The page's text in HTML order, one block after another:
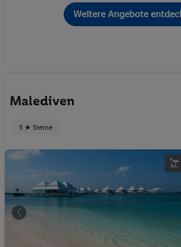
Weitere Angebote
Malediven
5 ★ Sterne